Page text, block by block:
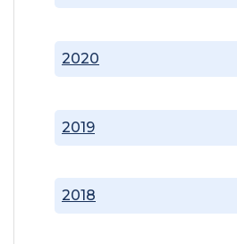
2018
2019
2020